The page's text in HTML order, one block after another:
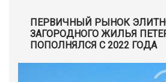
ПЕРВИЧНЫЙ РЫНОК
ЗАГОРОДНОГО ЖИЛЬЯ
ПОПОЛНЯЛСЯ С 2022 ГОДА